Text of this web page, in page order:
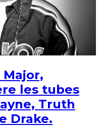
les tubes
Truth
Drake.